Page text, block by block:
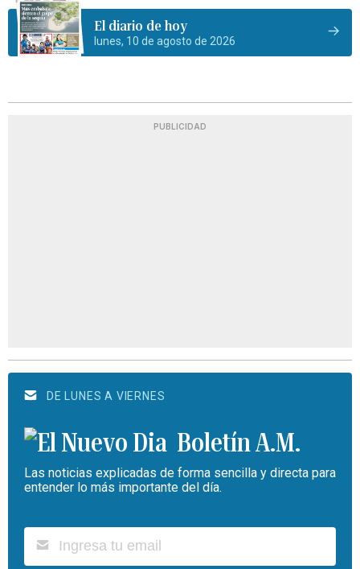
El diario de hoy
lunes, 10 de agosto de 2026
PUBLICIDAD
DE LUNES A VIERNES
Boletín A.M.
Las noticias explicadas de forma sencilla y directa para
entender lo más importante del día.